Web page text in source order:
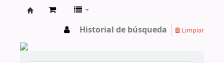
Historial de búsqueda Limpiar